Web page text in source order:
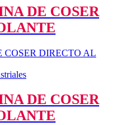
DE COSER
DE COSER